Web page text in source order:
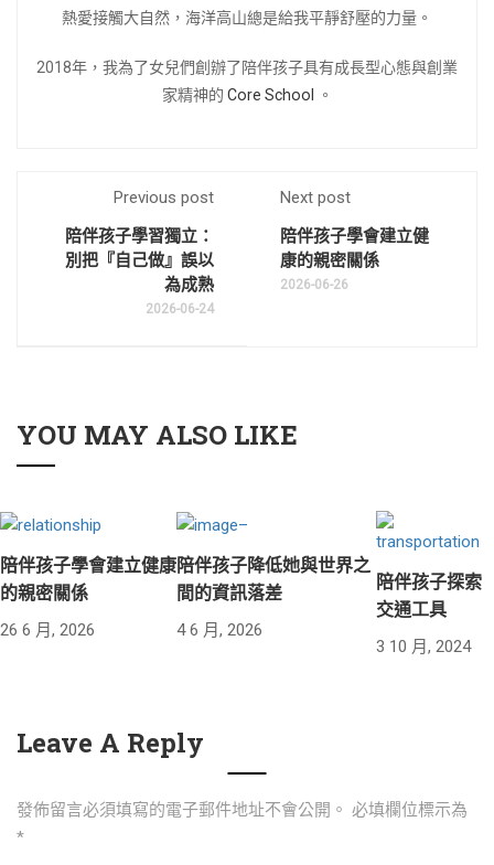
熱愛接觸大自然，海洋高山總是給我平靜舒壓的力量。
2018年，我為了女兒們創辦了陪伴孩子具有成長型心態與創業
家精神的 Core School 。
Previous post
陪伴孩子學習獨立：
別把『自己做』誤以
為成熟
2026-06-24
Next post
陪伴孩子學會建立健
康的親密關係
2026-06-26
YOU MAY ALSO LIKE
陪伴孩子學會建立健康
的親密關係
26 6 月, 2026
陪伴孩子降低她與世界之
間的資訊落差
4 6 月, 2026
陪伴孩子探索
交通工具
3 10 月, 2024
Leave A Reply
發佈留言必須填寫的電子郵件地址不會公開。 必填欄位標示為
*